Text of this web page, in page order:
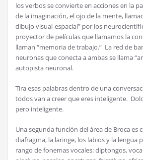
los verbos se convierte en acciones en la
de la imaginación, el ojo de la mente,
dibujo visual-espacial” por los
proyector de películas que llamamos la
llaman “memoria de trabajo.” La red de
neuronas que conecta a ambas se llama
autopista neuronal.
Tira esas palabras dentro de una
todos van a creer que eres inteligente.
pero inteligente.
Una segunda función del área de Broca es
diafragma, la laringe, los labios y la lengua
rango de fonemas vocales: diptongos,